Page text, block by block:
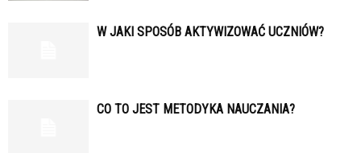
W JAKI SPOSÓB AKTYWIZOWAĆ UCZNIÓW?
CO TO JEST METODYKA NAUCZANIA?